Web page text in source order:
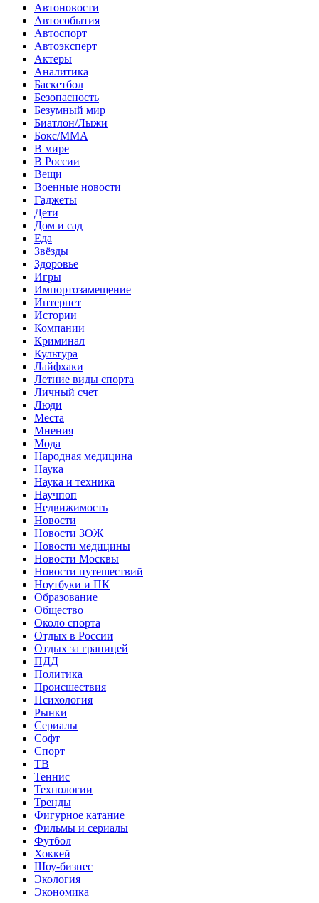
Автоновости
Автособытия
Автоспорт
Автоэксперт
Актеры
Аналитика
Баскетбол
Безопасность
Безумный мир
Биатлон/Лыжи
Бокс/MMA
В мире
В России
Вещи
Военные новости
Гаджеты
Дети
Дом и сад
Еда
Звёзды
Здоровье
Игры
Импортозамещение
Интернет
Истории
Компании
Криминал
Культура
Лайфхаки
Летние виды спорта
Личный счет
Люди
Места
Мнения
Мода
Народная медицина
Наука
Наука и техника
Научпоп
Недвижимость
Новости
Новости ЗОЖ
Новости медицины
Новости Москвы
Новости путешествий
Ноутбуки и ПК
Образование
Общество
Около спорта
Отдых в России
Отдых за границей
ПДД
Политика
Происшествия
Психология
Рынки
Сериалы
Софт
Спорт
ТВ
Теннис
Технологии
Тренды
Фигурное катание
Фильмы и сериалы
Футбол
Хоккей
Шоу-бизнес
Экология
Экономика